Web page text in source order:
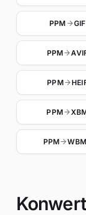
PPM GIF
PPM
PPM
PPM
PPM